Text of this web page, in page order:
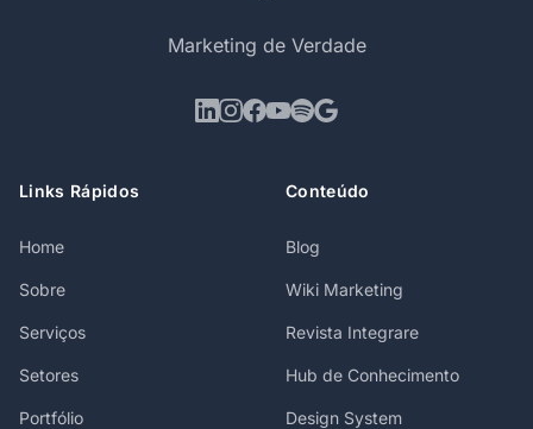
Marketing de Verdade
Links Rápidos
Home
Sobre
Serviços
Setores
Portfólio
Conteúdo
Blog
Wiki Marketing
Revista Integrare
Hub de Conhecimento
Design System